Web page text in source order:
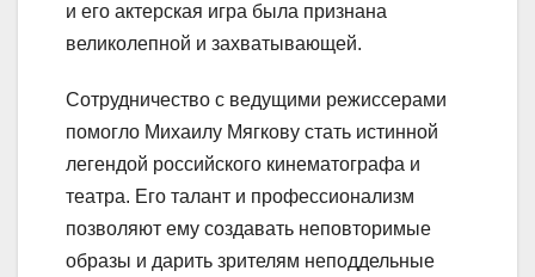
и его актерская игра была признана
великолепной и захватывающей.
Сотрудничество с ведущими режиссерами
помогло Михаилу Мягкову стать истинной
легендой российского кинематографа и
театра. Его талант и профессионализм
позволяют ему создавать неповторимые
образы и дарить зрителям неподдельные